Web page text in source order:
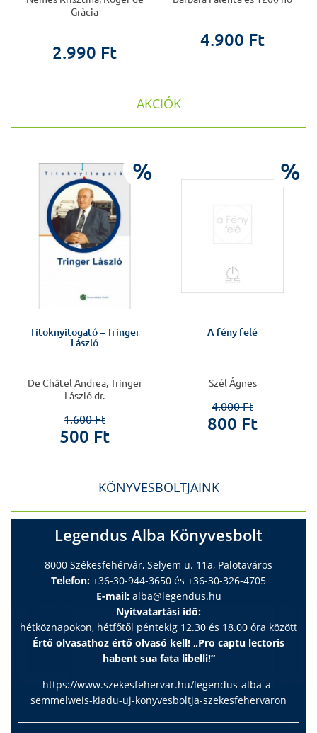
Gràcia
2.990 Ft
4.900 Ft
AKCIÓK
%
Titoknyitogató – Tringer
László
De Châtel Andrea, Tringer
László dr.
1.600 Ft
500 Ft
%
A fény felé
Szél Ágnes
4.000 Ft
800 Ft
KÖNYVESBOLTJAINK
Legendus Alba Könyvesbolt
8000 Székesfehérvár, Selyem u. 11a, Palotaváros
Telefon: +36-30-944-3650 és +36-30-326-4705
E-mail: alba@legendus.hu
Nyitvatartási idő:
hétköznapokon, hétfőtől péntekig 12.30 és 18.00 óra között
Értő olvasathoz értő olvasó kell! „Pro captu lectoris
habent sua fata libelli!”
https://www.szekesfehervar.hu/legendus-alba-a-
semmelweis-kiadu-uj-konyvesboltja-szekesfehervaron